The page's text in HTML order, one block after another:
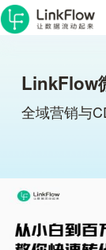
LinkFlow
全域营销与